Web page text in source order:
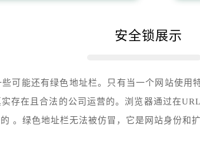
安全锁展示
可能还有绿色地址栏。只有当一个网站使用
存在且合法的公司运营的。浏览器通过在
。绿色地址栏无法被仿冒，它是网站身份和